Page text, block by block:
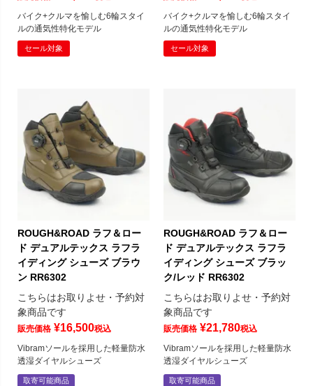
バイク+クルマを愉しむ6輪スタイ
ルの通気性特化モデル
セール対象
バイク+クルマを愉しむ6輪スタイ
ルの通気性特化モデル
セール対象
ROUGH&ROAD ラフ＆ロー
ド デュアルテックス ラフラ
イディング シューズ ブラウ
ン RR6302
こちらはお取りよせ・予約対
象商品です
販売価格 ¥16,500税込
Vibramソールを採用した軽量防水
透湿ダイヤルシューズ
取寄可能商品
ROUGH&ROAD ラフ＆ロー
ド デュアルテックス ラフラ
イディング シューズ ブラッ
ク/レッド RR6302
こちらはお取りよせ・予約対
象商品です
販売価格 ¥21,780税込
Vibramソールを採用した軽量防水
透湿ダイヤルシューズ
取寄可能商品